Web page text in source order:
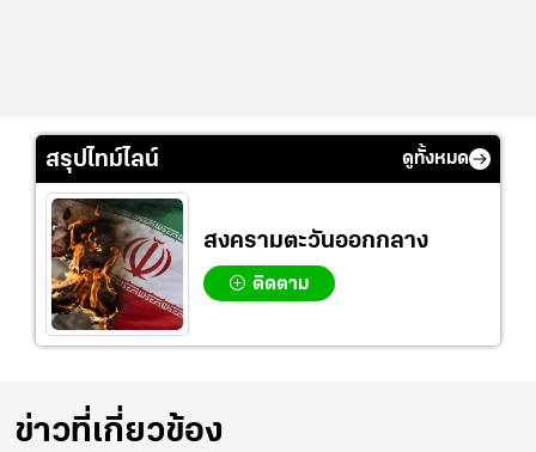
สรุปไทม์ไลน์ ดูทั้งหมด
สงครามตะวันออกกลาง
ติดตาม
ข่าวที่เกี่ยวข้อง